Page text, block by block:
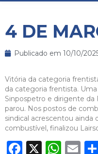
4 DE
Publicado em 10/10/
Vitória da categoria
da categoria frentista.
Sinpospetro e dirigente da
parou. Nos postos de
sindical acrescentou ainda
combustível, finalizou
Facebook
X